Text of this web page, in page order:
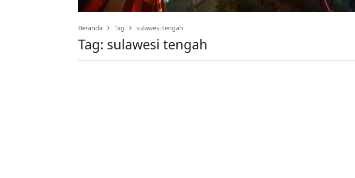
Beranda Tag sulawesi tengah
Tag: sulawesi tengah